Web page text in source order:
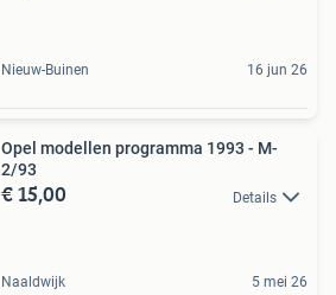
Nieuw-Buinen 16 jun 26
Opel modellen programma 1993 - M-
2/93
€ 15,00 Details
Naaldwijk 5 mei 26